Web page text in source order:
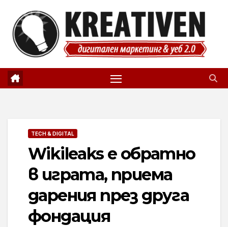
content
TECH & DIGITAL
Wikileaks е обратно
в играта, приема
дарения през друга
фондация